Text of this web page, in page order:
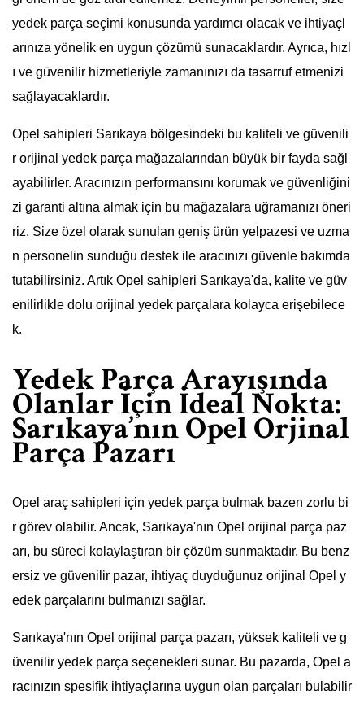
yedek parça seçimi konusunda yardımcı olacak ve ihtiyaçl
arınıza yönelik en uygun çözümü sunacaklardır. Ayrıca, hızl
ı ve güvenilir hizmetleriyle zamanınızı da tasarruf etmenizi
sağlayacaklardır.
Opel sahipleri Sarıkaya bölgesindeki bu kaliteli ve güvenili
r orijinal yedek parça mağazalarından büyük bir fayda sağl
ayabilirler. Aracınızın performansını korumak ve güvenliğini
zi garanti altına almak için bu mağazalara uğramanızı öneri
riz. Size özel olarak sunulan geniş ürün yelpazesi ve uzma
n personelin sunduğu destek ile aracınızı güvenle bakımda
tutabilirsiniz. Artık Opel sahipleri Sarıkaya'da, kalite ve güv
enilirlikle dolu orijinal yedek parçalara kolayca erişebilece
k.
Yedek Parça Arayışında
Olanlar İçin İdeal Nokta:
Sarıkaya’nın Opel Orjinal
Parça Pazarı
Opel araç sahipleri için yedek parça bulmak bazen zorlu bi
r görev olabilir. Ancak, Sarıkaya'nın Opel orijinal parça paz
arı, bu süreci kolaylaştıran bir çözüm sunmaktadır. Bu benz
ersiz ve güvenilir pazar, ihtiyaç duyduğunuz orijinal Opel y
edek parçalarını bulmanızı sağlar.
Sarıkaya'nın Opel orijinal parça pazarı, yüksek kaliteli ve g
üvenilir yedek parça seçenekleri sunar. Bu pazarda, Opel a
racınızın spesifik ihtiyaçlarına uygun olan parçaları bulabilir